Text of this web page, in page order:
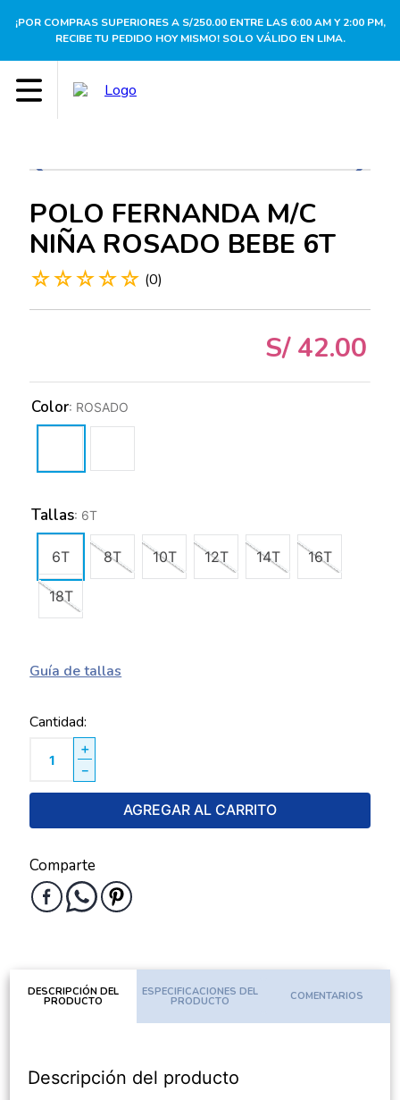
¡POR COMPRAS SUPERIORES A S/250.00 ENTRE LAS 6:00 AM Y 2:00 PM,
RECIBE TU PEDIDO HOY MISMO! SOLO VÁLIDO EN LIMA.
POLO FERNANDA M/C
NIÑA ROSADO BEBE 6T
☆☆☆☆☆ (0)
S/ 42.00
Tallas: 6T
6T 8T 10T 12T 14T 16T
18T
Color: ROSADO
Guía de tallas
Cantidad
＋
－
AGREGAR AL CARRITO
Comparte
DESCRIPCIÓN DEL
PRODUCTO
ESPECIFICACIONES DEL
PRODUCTO COMENTARIOS
Descripción del producto